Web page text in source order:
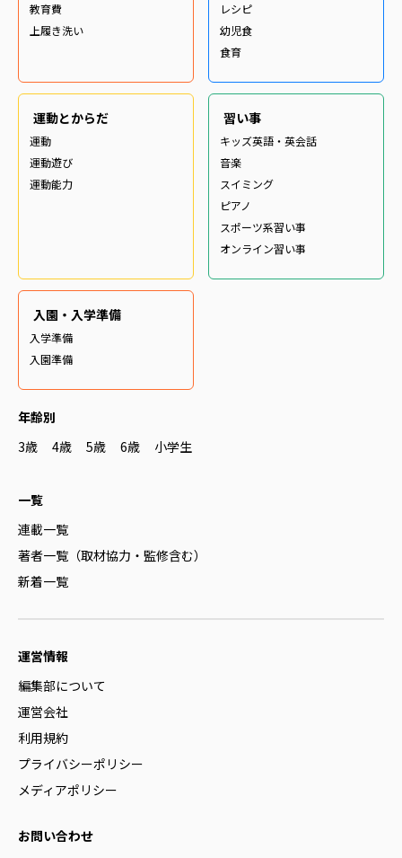
教育費
上履き洗い
レシピ
幼児食
食育
運動とからだ
運動
運動遊び
運動能力
習い事
キッズ英語・英会話
音楽
スイミング
ピアノ
スポーツ系習い事
オンライン習い事
入園・入学準備
入学準備
入園準備
年齢別
3歳
4歳 5歳 6歳 小学生
一覧
連載一覧
著者一覧（取材協力・監修含む）
新着一覧
運営情報
編集部について
運営会社
利用規約
プライバシーポリシー
メディアポリシー
お問い合わせ